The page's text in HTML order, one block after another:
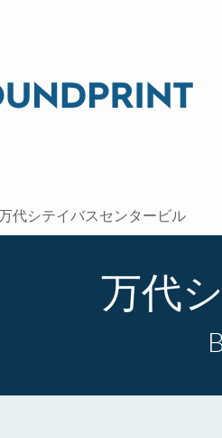
万代シテイバスセンタービル
万代